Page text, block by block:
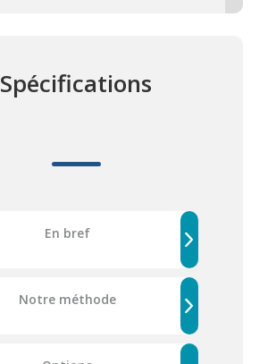
Spécifications
En bref
Notre méthode